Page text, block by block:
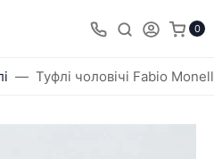
0
Туфлі чоловічі Fabio